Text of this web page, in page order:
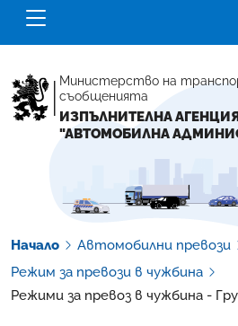
Министерство на
съобщенията
ИЗПЪЛНИТЕЛНА
"АВТОМОБИЛНА
Начало
Автомобилни превози
Режим за превози в чужбина
Режими за превоз в чужбина -